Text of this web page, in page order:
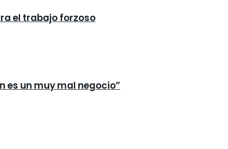
el trabajo forzoso
es un muy mal negocio”